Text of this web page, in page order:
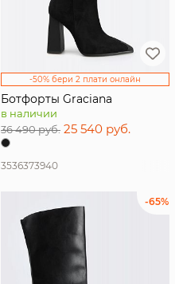
-50% бери 2 плати онлайн
Ботфорты Graciana
в наличии
36 490 руб. 25 540 руб.
3536373940
-65%